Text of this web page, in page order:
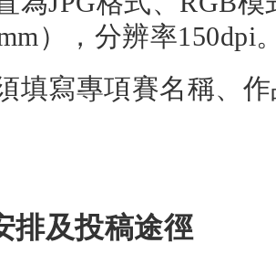
），分辨率150dpi
填寫專項賽名稱、
排及投稿途徑